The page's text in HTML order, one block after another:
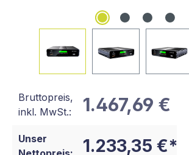
Bruttopreis,
inkl. MwSt.:
1.467,69 €
Unser
1.233,35 €*